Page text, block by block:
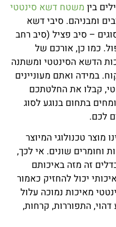
בין משטח דשא סינטטי
ומבניהם. סיבי דשא
– סיב פציל (סיב רחב
כמו כן, אורכם של
הדשא הסינטטי ומשתנה
במידה ואתם מעוניינים
קבלו את החלטתכם
בתחום בנוגע לסוג
לכם.
מוצר טכנולוגי המיוצר
וחומרים שונים. אי לכך,
זה מזה באיכותם
יכול להחזיק כאמור
מאיכות נמוכה עלול
התפוררות, קרחות,